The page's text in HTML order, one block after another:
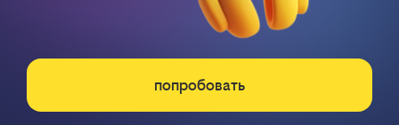
попробовать